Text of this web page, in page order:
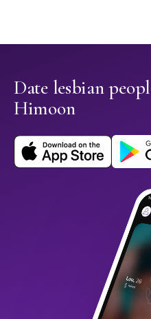
Date lesbian
Himoon